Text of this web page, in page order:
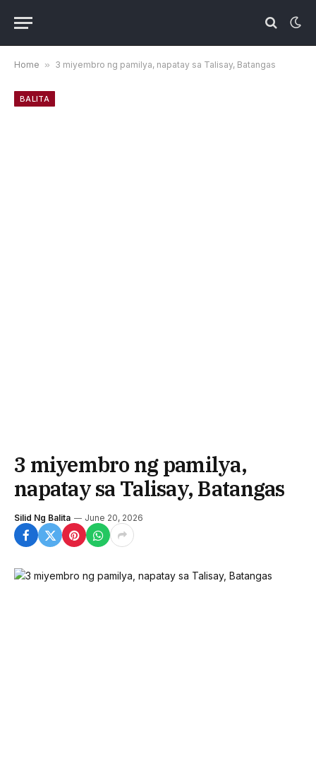
Home » 3 miyembro ng pamilya, napatay sa Talisay, Batangas
BALITA
3 miyembro ng pamilya,
napatay sa Talisay, Batangas
Silid Ng Balita June 20, 2026